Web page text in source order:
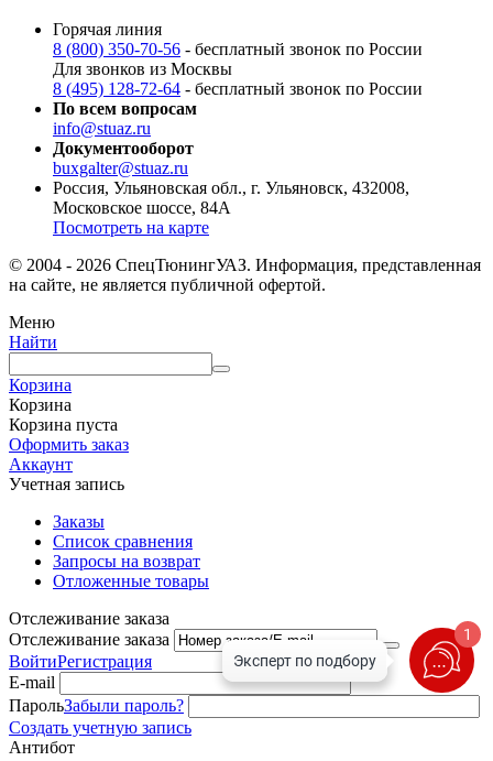
Горячая линия
8 (800) 350-70-56 - бесплатный звонок по России
Для звонков из Москвы
8 (495) 128-72-64 - бесплатный звонок по России
По всем вопросам
info@stuaz.ru
Документооборот
buxgalter@stuaz.ru
Россия, Ульяновская обл., г. Ульяновск, 432008,
Московское шоссе, 84А
Посмотреть на карте
© 2004 - 2026 СпецТюнингУАЗ. Информация, представленная
на сайте, не является публичной офертой.
Меню
Найти
Корзина
Корзина
Корзина пуста
Оформить заказ
Аккаунт
Учетная запись
Заказы
Список сравнения
Запросы на возврат
Отложенные товары
Отслеживание заказа
Отслеживание заказа
ВойтиРегистрация
E-mail
ПарольЗабыли пароль?
Создать учетную запись
Антибот
1